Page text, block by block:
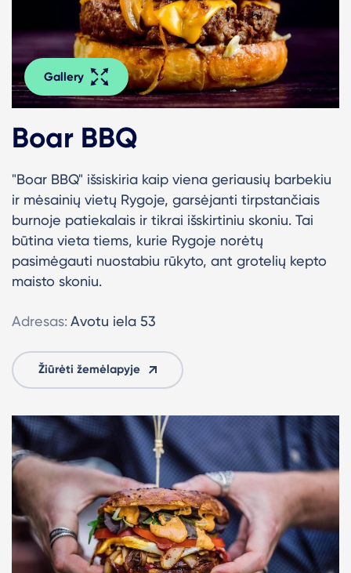
Gallery
Boar BBQ
"Boar BBQ" išsiskiria kaip viena geriausių barbekiu
ir mėsainių vietų Rygoje, garsėjanti tirpstančiais
burnoje patiekalais ir tikrai išskirtiniu skoniu. Tai
būtina vieta tiems, kurie Rygoje norėtų
pasimėgauti nuostabiu rūkyto, ant grotelių kepto
maisto skoniu.
Adresas: Avotu iela 53
Žiūrėti žemėlapyje